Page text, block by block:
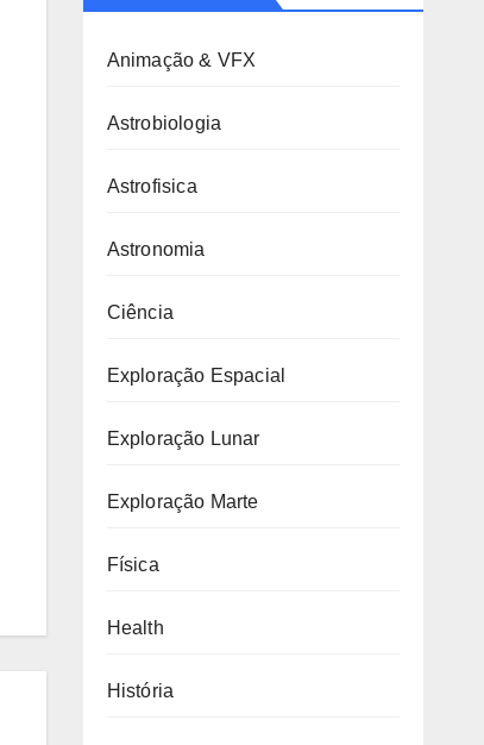
Animação & VFX
Astrobiologia
Astrofisica
Astronomia
Ciência
Exploração Espacial
Exploração Lunar
Exploração Marte
Física
Health
História